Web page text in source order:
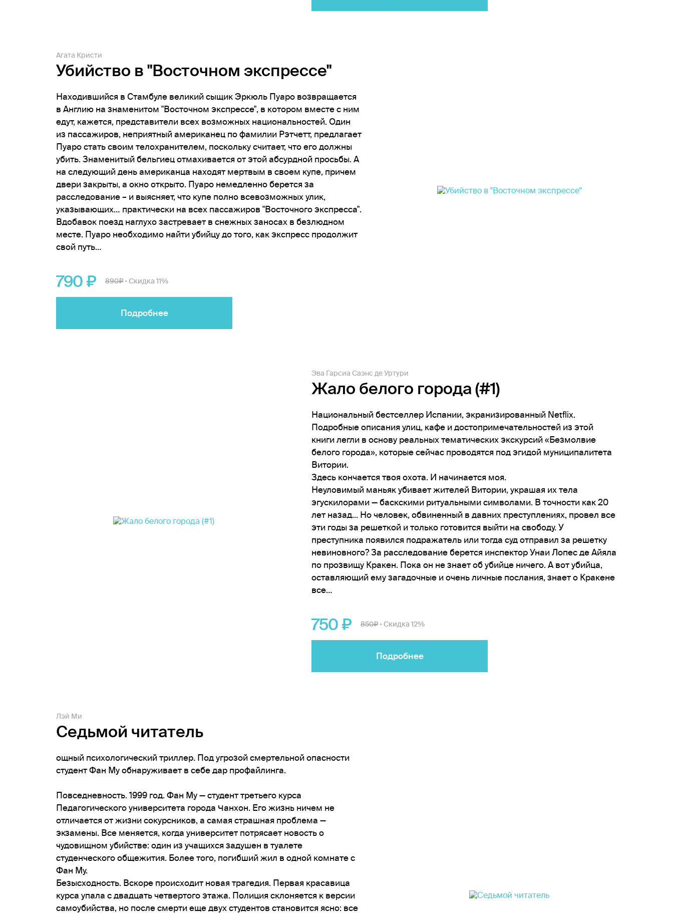
Агата Кристи
Убийство в "Восточном экспрессе"
Находившийся в Стамбуле великий сыщик Эркюль Пуаро возвращается
в Англию на знаменитом "Восточном экспрессе", в котором вместе с ним
едут, кажется, представители всех возможных национальностей. Один
из пассажиров, неприятный американец по фамилии Рэтчетт, предлагает
Пуаро стать своим телохранителем, поскольку считает, что его должны
убить. Знаменитый бельгиец отмахивается от этой абсурдной просьбы. А
на следующий день американца находят мертвым в своем купе, причем
двери закрыты, а окно открыто. Пуаро немедленно берется за
расследование – и выясняет, что купе полно всевозможных улик,
указывающих… практически на всех пассажиров "Восточного экспресса".
Вдобавок поезд наглухо застревает в снежных заносах в безлюдном
месте. Пуаро необходимо найти убийцу до того, как экспресс продолжит
свой путь…
790 890 • Скидка 11%
Подробнее
Эва Гарсиа Саэнс де Уртури
Жало белого города (#1)
Национальный бестселлер Испании, экранизированный Netflix.
Подробные описания улиц, кафе и достопримечательностей из этой
книги легли в основу реальных тематических экскурсий «Безмолвие
белого города», которые сейчас проводятся под эгидой муниципалитета
Витории.
Здесь кончается твоя охота. И начинается моя.
Неуловимый маньяк убивает жителей Витории, украшая их тела
эгускилорами — баскскими ритуальными символами. В точности как 20
лет назад... Но человек, обвиненный в давних преступлениях, провел все
эти годы за решеткой и только готовится выйти на свободу. У
преступника появился подражатель или тогда суд отправил за решетку
невиновного? За расследование берется инспектор Унаи Лопес де Айяла
по прозвищу Кракен. Пока он не знает об убийце ничего. А вот убийца,
оставляющий ему загадочные и очень личные послания, знает о Кракене
все…
750 850 • Скидка 12%
Подробнее
Лэй Ми
Седьмой читатель
ощный психологический триллер. Под угрозой смертельной опасности
студент Фан Му обнаруживает в себе дар профайлинга.
Повседневность. 1999 год. Фан Му — студент третьего курса
Педагогического университета города Чанхон. Его жизнь ничем не
отличается от жизни сокурсников, а самая страшная проблема —
экзамены. Все меняется, когда университет потрясает новость о
чудовищном убийстве: один из учащихся задушен в туалете
студенческого общежития. Более того, погибший жил в одной комнате с
Фан Му.
Безысходность. Вскоре происходит новая трагедия. Первая красавица
курса упала с двадцать четвертого этажа. Полиция склоняется к версии
самоубийства, но после смерти еще двух студентов становится ясно: все